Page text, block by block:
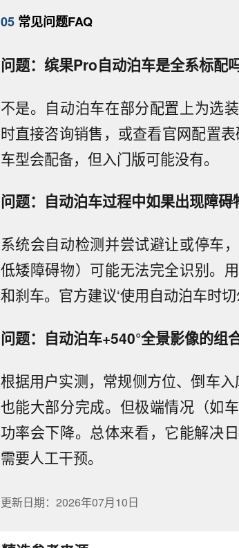
05常见问题FAQ
问题：缤果Pro自动泊车是全系标配
不是。自动泊车在部分配置上为选
时直接咨询销售，或查看官网配置
车型会配备，但入门版可能没有。
问题：自动泊车过程中如果出现障碍
系统会自动检测并尝试避让或停车
低矮障碍物）可能无法完全识别。
和刹车。官方建议‘使用自动泊车时切
问题：自动泊车+540°全景影像的组
根据用户实测，常规侧方位、倒车
也能大部分完成。但极端情况（如
功率会下降。总体来看，它能解决
需要人工干预。
更新日期：2026年07月10日